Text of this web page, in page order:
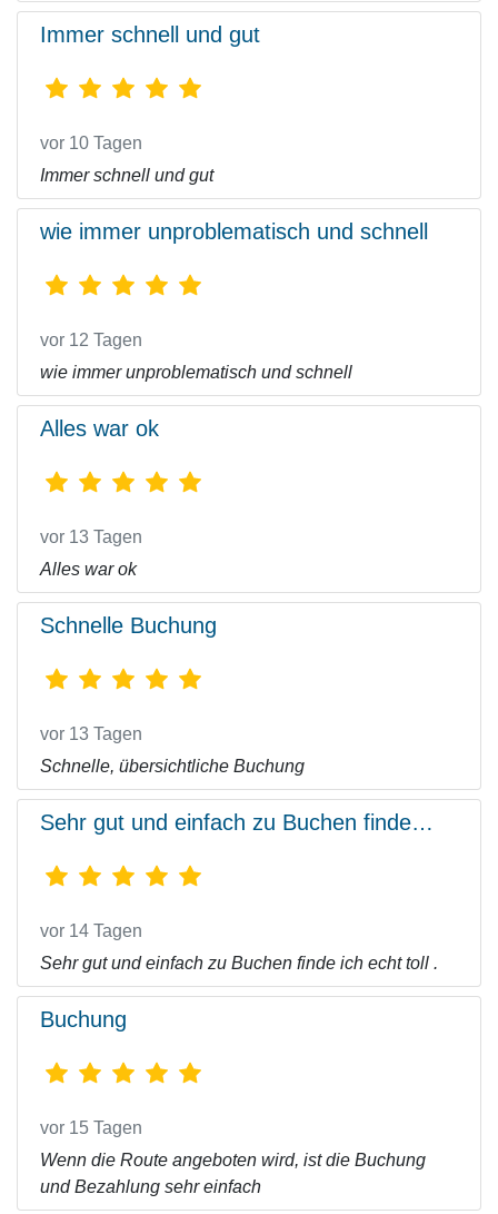
Immer schnell und gut
vor 10 Tagen
Immer schnell und gut
wie immer unproblematisch und schnell
vor 12 Tagen
wie immer unproblematisch und schnell
Alles war ok
vor 13 Tagen
Alles war ok
Schnelle Buchung
vor 13 Tagen
Schnelle, übersichtliche Buchung
Sehr gut und einfach zu Buchen finde…
vor 14 Tagen
Sehr gut und einfach zu Buchen finde ich echt toll .
Buchung
vor 15 Tagen
Wenn die Route angeboten wird, ist die Buchung
und Bezahlung sehr einfach